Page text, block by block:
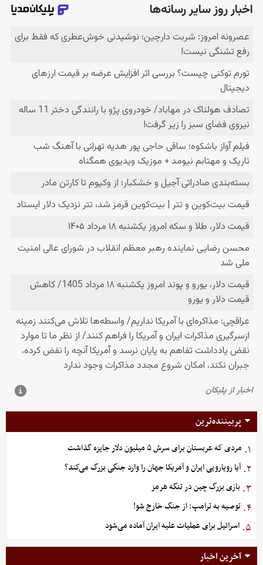
پربیننده‌ترین
۱. مردی که عربستان برای سرش ۵ میلیون دلار جایزه گذاشت
۲. آیا رویارویی ایران و آمریکا جهان را وارد جنگی بزرگ می‌کند؟
۳. بازی بزرگ چین در تنگه هرمز
۴. توصیه به ترامپ: از جنگ خارج شو!
۵. اسرائیل برای عملیات علیه ایران آماده می‌شود
آخرین اخبار